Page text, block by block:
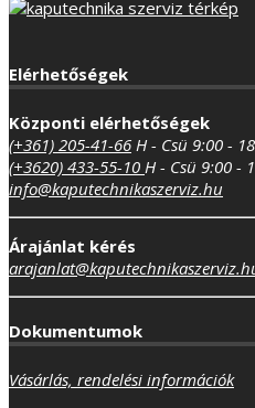
Elérhetőségek
Központi elérhetőségek
(+361) 205-41-66 H - Csü 9:00 -
(+3620) 433-55-10 H - Csü 9:00 -
info@kaputechnikaszerviz.hu
Árajánlat kérés
Dokumentumok
Vásárlás, rendelési információk